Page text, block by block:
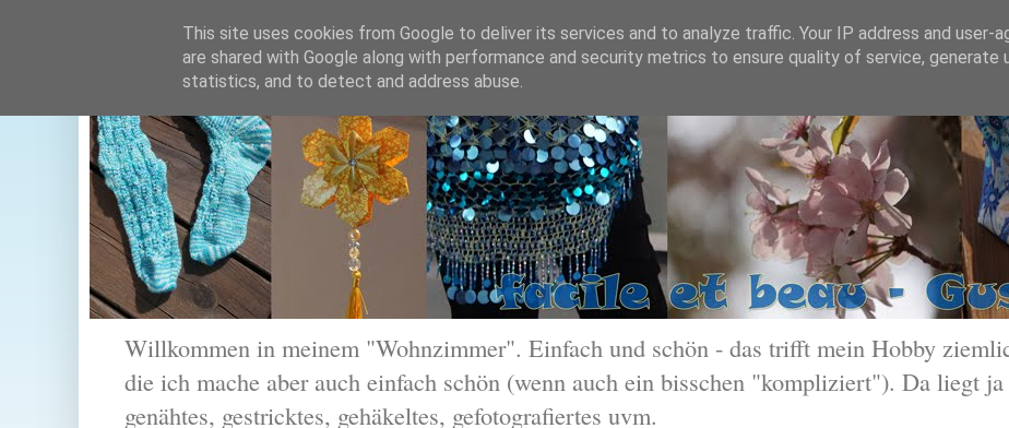
Willkommen in meinem "Wohnzimmer". Einfach und schön - das trifft mein Hobby
die ich mache aber auch einfach schön (wenn auch ein bisschen "kompliziert"). Da liegt
genähtes, gestricktes, gehäkeltes, gefotografiertes uvm.
This site uses cookies from Google to deliver its services and to analyze traffic. Your IP address and user-
are shared with Google along with performance and security metrics to ensure quality of service, generate
statistics, and to detect and address abuse.